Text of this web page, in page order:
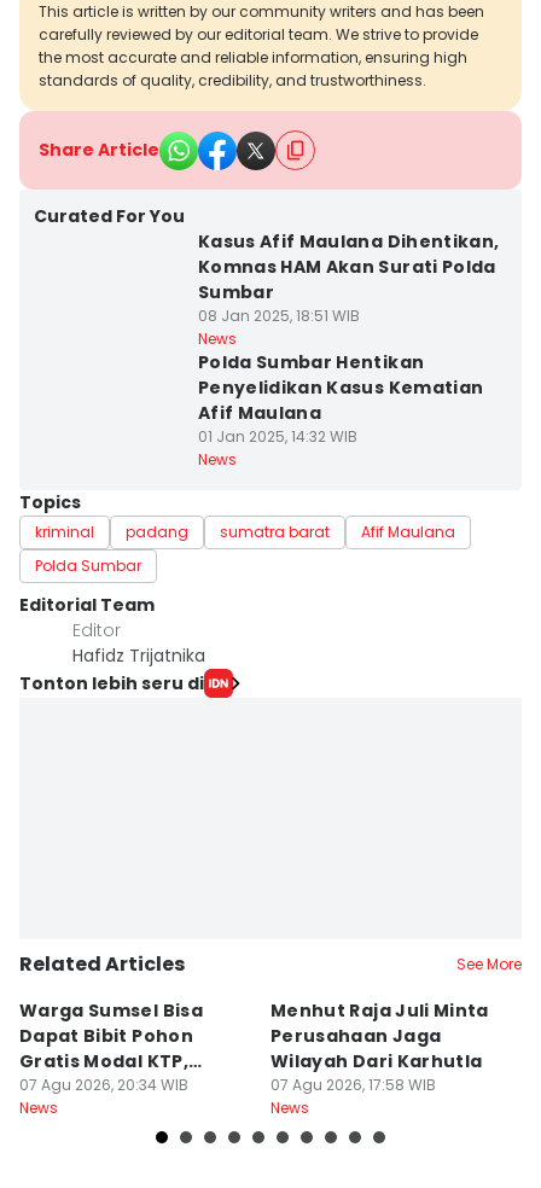
This article is written by our community writers and has been
carefully reviewed by our editorial team. We strive to provide
the most accurate and reliable information, ensuring high
standards of quality, credibility, and trustworthiness.
Share Article
Curated For You
Kasus Afif Maulana Dihentikan,
Komnas HAM Akan Surati Polda
Sumbar
08 Jan 2025, 18:51 WIB
News
Polda Sumbar Hentikan
Penyelidikan Kasus Kematian
Afif Maulana
01 Jan 2025, 14:32 WIB
News
Topics
kriminal padang sumatra barat
Afif Maulana
Polda Sumbar
Editorial Team
Editor
Hafidz Trijatnika
Tonton lebih seru di
Related Articles See More
Warga Sumsel Bisa
Dapat Bibit Pohon
Gratis Modal KTP,
Menhut Beberkan
Caranya
07 Agu 2026, 20:34 WIB
News
Menhut Raja Juli Minta
Perusahaan Jaga
Wilayah Dari Karhutla
07 Agu 2026, 17:58 WIB
News